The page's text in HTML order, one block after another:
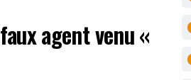
agent venu «